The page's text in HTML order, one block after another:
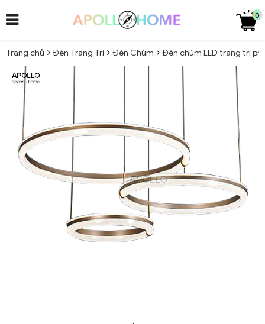
0
Trang chủ Đèn Trang Trí Đèn Chùm Đèn chùm LED trang trí